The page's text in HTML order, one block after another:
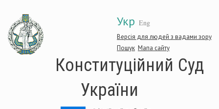
основного
матеріалу
Укр Eng
Версія для людей з вадами зору
Пошук Мапа сайту
Конституційний Суд
України